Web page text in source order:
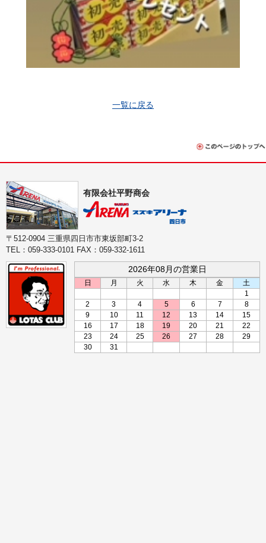
一覧に戻る
有限会社平野商会
〒512-0904 三重県四日市市東坂部町3-2
TEL：059-333-0101 FAX：059-332-1611
2026年08月の営業日
日 月 火 水 木 金
土
1
2
3 4 5 6 7
8
9
10 11 12 13 14
15
16
17 18 19 20 21
22
23
24 25 26 27 28
29
30
31